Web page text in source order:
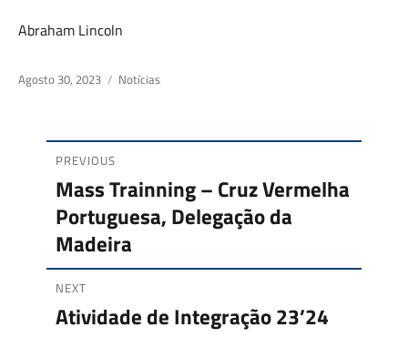
Abraham Lincoln
Posted
Agosto 30, 2023 Categories
Notícias
Navegação
de
artigos
PREVIOUS
Previous
post:
Mass Trainning – Cruz Vermelha
Portuguesa, Delegação da
Madeira
NEXT
Next
Atividade de Integração 23’24